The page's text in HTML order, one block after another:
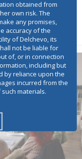
obtained from
own risk. The
any promises,
accuracy of the
of Delchevo, its
not be liable for
of, or in connection
including but
by reliance upon the
incurred from the
materials.